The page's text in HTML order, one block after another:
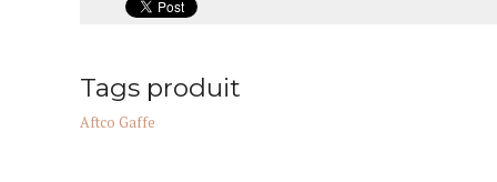
Tags produit
Aftco Gaffe